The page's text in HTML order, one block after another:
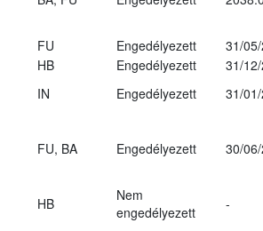
FU Engedélyezett
31/
HB Engedélyezett
31/
IN Engedélyezett
31/
FU, BA Engedélyezett 30/
HB
Nem
engedélyezett
-